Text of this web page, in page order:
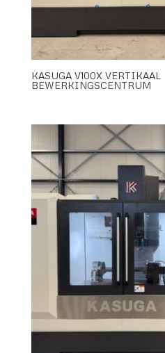
KASUGA V100X VERTIKAAL
BEWERKINGSCENTRUM